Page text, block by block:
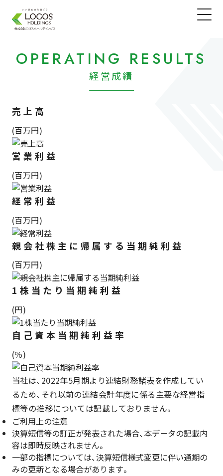
OPERATING RESULTS
経営成績
売上高
(百万円)
営業利益
(百万円)
経常利益
(百万円)
親会社株主に帰属する当期純利益
(百万円)
1株当たり当期純利益
(円)
自己資本当期純利益率
(％)
当社は、2022年5月期より連結財務諸表を作成してい
るため、それ以前の連結会計年度に係る主要な経営指
標等の推移については記載しておりません。
ご利用上の注意
決算短信等の訂正が発表された場合、本データの記載内
容は即時反映されません。
一部の指標については、決算短信様式変更に伴い通期の
みの更新となる場合があります。